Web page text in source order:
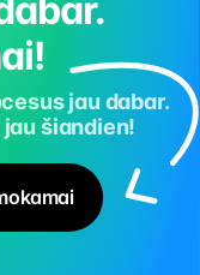
jau dabar.
šiandien!